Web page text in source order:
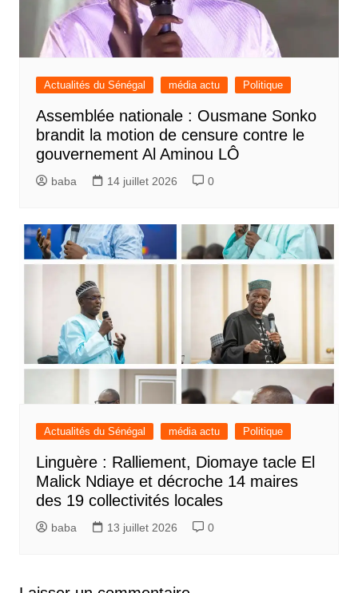
Actualités du Sénégal média actu Politique
Assemblée nationale : Ousmane Sonko
brandit la motion de censure contre le
gouvernement Al Aminou LÔ
baba 14 juillet 2026 0
Actualités du Sénégal média actu Politique
Linguère : Ralliement, Diomaye tacle El
Malick Ndiaye et décroche 14 maires
des 19 collectivités locales
baba 13 juillet 2026 0